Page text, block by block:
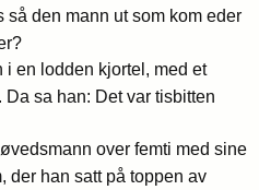
så den mann ut som kom eder
i en lodden kjortel, med et
sa han: Det var tisbitten
over femti med sine
der han satt på toppen av